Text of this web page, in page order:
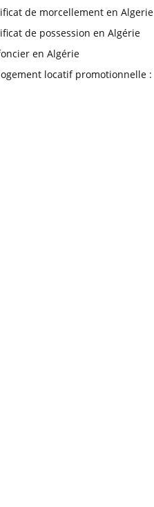
de morcellement en Algerie
de possession en Algérie
en Algérie
locatif promotionnelle :